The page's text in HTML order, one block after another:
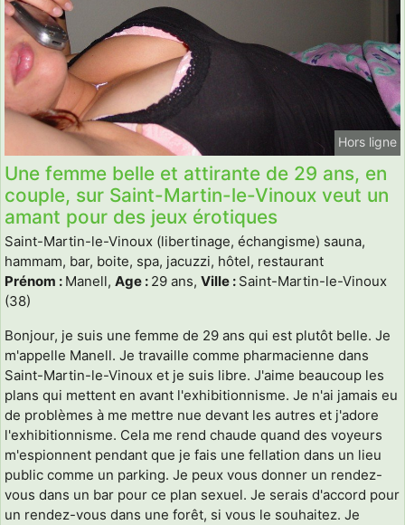
Hors ligne
Une femme belle et attirante de 29 ans, en
couple, sur Saint-Martin-le-Vinoux veut un
amant pour des jeux érotiques
Saint-Martin-le-Vinoux (libertinage, échangisme) sauna,
hammam, bar, boite, spa, jacuzzi, hôtel, restaurant
Prénom : Manell, Age : 29 ans, Ville : Saint-Martin-le-Vinoux
(38)
Bonjour, je suis une femme de 29 ans qui est plutôt belle. Je
m'appelle Manell. Je travaille comme pharmacienne dans
Saint-Martin-le-Vinoux et je suis libre. J'aime beaucoup les
plans qui mettent en avant l'exhibitionnisme. Je n'ai jamais eu
de problèmes à me mettre nue devant les autres et j'adore
l'exhibitionnisme. Cela me rend chaude quand des voyeurs
m'espionnent pendant que je fais une fellation dans un lieu
public comme un parking. Je peux vous donner un rendez-
vous dans un bar pour ce plan sexuel. Je serais d'accord pour
un rendez-vous dans une forêt, si vous le souhaitez. Je